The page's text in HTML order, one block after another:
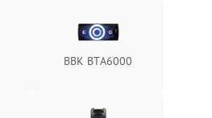
BBK BTA6000